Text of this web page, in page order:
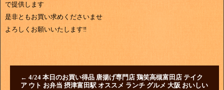
で提供します
是非ともお買い求めくださいませ
よろしくお願いいたします‼
← 4/24 本日のお買い得品 唐揚げ専門店 鶏笑高槻富田店 テイク
ア ウト お弁当 摂津富田駅 オススメ ランチ グルメ 大阪 おいしい